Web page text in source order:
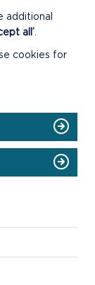
ar ein
glicio’r
analluogi’r
additional
all’
cookies for